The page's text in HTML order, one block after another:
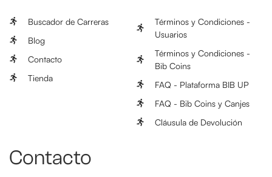
Buscador de Carreras
Blog
Contacto
Tienda
Términos y Condiciones -
Usuarios
Términos y Condiciones -
Bib Coins
FAQ - Plataforma BIB UP
FAQ - Bib Coins y Canjes
Cláusula de Devolución
Contacto